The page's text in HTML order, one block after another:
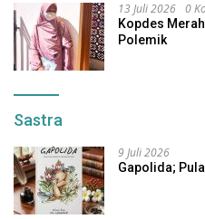
13 Juli 2026 0
Kopdes
Polemik
Sastra
9 Juli 2026
Gapolida;